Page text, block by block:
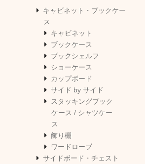
キャビネット・ブックケー
ス
キャビネット
ブックケース
ブックシェルフ
ショーケース
カップボード
サイド by サイド
スタッキングブック
ケース / シャツケー
ス
飾り棚
ワードローブ
サイドボード・チェスト